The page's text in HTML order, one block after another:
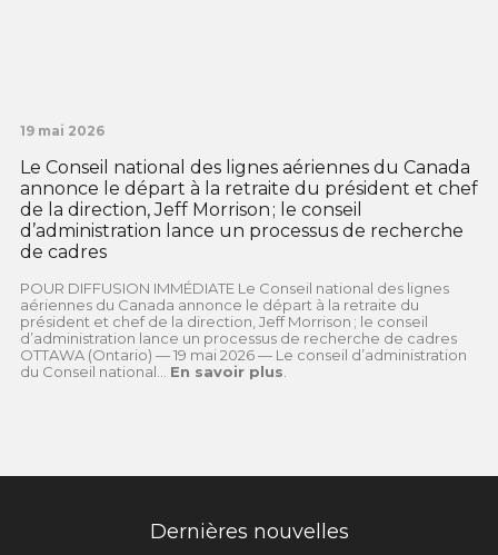
19 mai 2026
Le Conseil national des lignes aériennes du Canada
annonce le départ à la retraite du président et chef
de la direction, Jeff Morrison ; le conseil
d’administration lance un processus de recherche
de cadres
POUR DIFFUSION IMMÉDIATE Le Conseil national des lignes
aériennes du Canada annonce le départ à la retraite du
président et chef de la direction, Jeff Morrison ; le conseil
d’administration lance un processus de recherche de cadres
OTTAWA (Ontario) — 19 mai 2026 — Le conseil d’administration
du Conseil national... En savoir plus
Dernières nouvelles